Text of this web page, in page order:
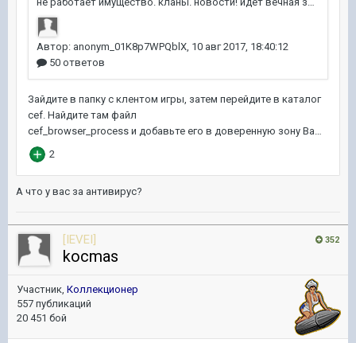
А что у вас за антивирус?
352
[IEVEI]
kocmas
Участник, Коллекционер
557 публикаций
20 451 бой